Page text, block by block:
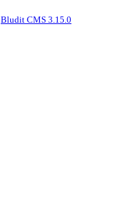
Bludit CMS 3.15.0